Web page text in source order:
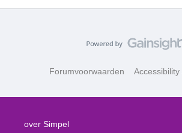
Forumvoorwaarden
over Simpel